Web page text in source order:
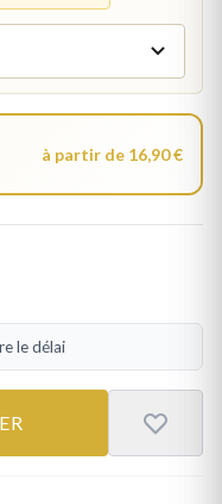
à partir de 16,90 €
le délai